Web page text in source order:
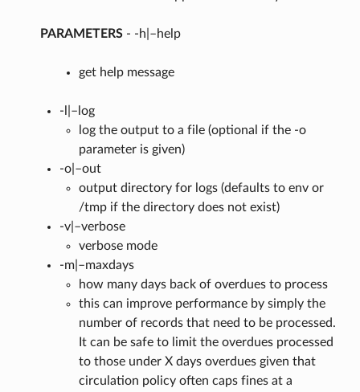
PARAMETERS- -h|–help
get help message
-l|–log
log the output to a file (optional if the -o
parameter is given)
-o|–out
output directory for logs (defaults to env or
/tmp if the directory does not exist)
-v|–verbose
verbose mode
-m|–maxdays
how many days back of overdues to process
this can improve performance by simply the
number of records that need to be processed.
It can be safe to limit the overdues processed
to those under X days overdues given that
circulation policy often caps fines at a